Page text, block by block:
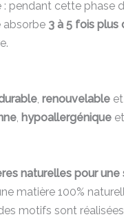
: pendant cette phase
absorbe 3 à 5 fois plus
, renouvelableet
, hypoallergéniqueet
naturelles pour
matière 100%
motifs sont